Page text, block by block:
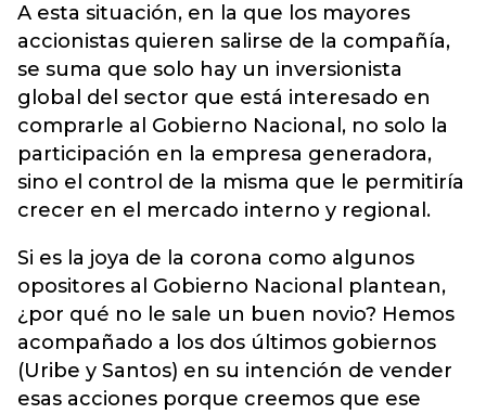
A esta situación, en la que los mayores
accionistas quieren salirse de la compañía,
se suma que solo hay un inversionista
global del sector que está interesado en
comprarle al Gobierno Nacional, no solo la
participación en la empresa generadora,
sino el control de la misma que le permitiría
crecer en el mercado interno y regional.
Si es la joya de la corona como algunos
opositores al Gobierno Nacional plantean,
¿por qué no le sale un buen novio? Hemos
acompañado a los dos últimos gobiernos
(Uribe y Santos) en su intención de vender
esas acciones porque creemos que ese